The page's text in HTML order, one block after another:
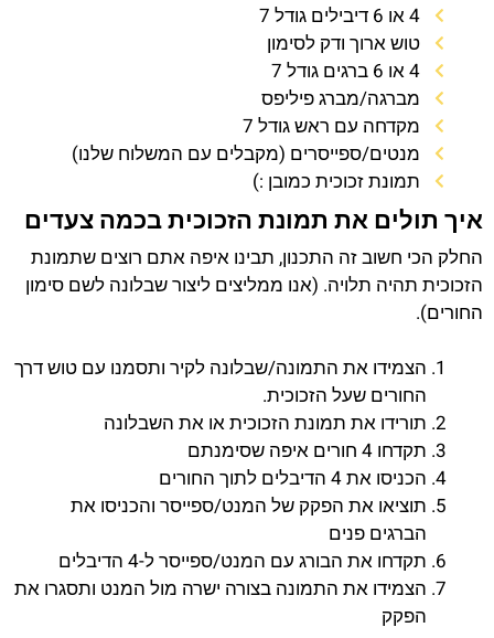
4 או 6 דיבילים גודל 7
טוש ארוך ודק לסימון
4 או 6 ברגים גודל 7
מברגה/מברג פיליפס
מקדחה עם ראש גודל 7
מנטים/ספייסרים (מקבלים עם המשלוח שלנו)
תמונת זכוכית כמובן :)
איך תולים את תמונת הזכוכית בכמה צעדים
החלק הכי חשוב זה התכנון, תבינו איפה אתם רוצים שתמונת
הזכוכית תהיה תלויה. (אנו ממליצים ליצור שבלונה לשם סימון
החורים).
הצמידו את התמונה/שבלונה לקיר ותסמנו עם טוש דרך
החורים שעל הזכוכית.
תורידו את תמונת הזכוכית או את השבלונה
תקדחו 4 חורים איפה שסימנתם
הכניסו את 4 הדיבלים לתוך החורים
תוציאו את הפקק של המנט/ספייסר והכניסו את
הברגים פנים
תקדחו את הבורג עם המנט/ספייסר ל-4 הדיבלים
הצמידו את התמונה בצורה ישרה מול המנט ותסגרו את
הפקק